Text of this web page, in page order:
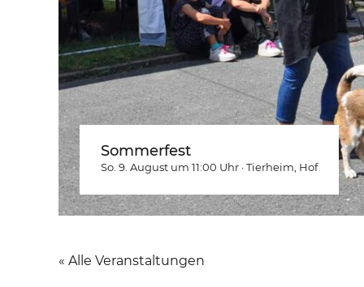
Sommerfest
So. 9. August um 11:00 Uhr ·Tierheim , Hof
« Alle Veranstaltungen